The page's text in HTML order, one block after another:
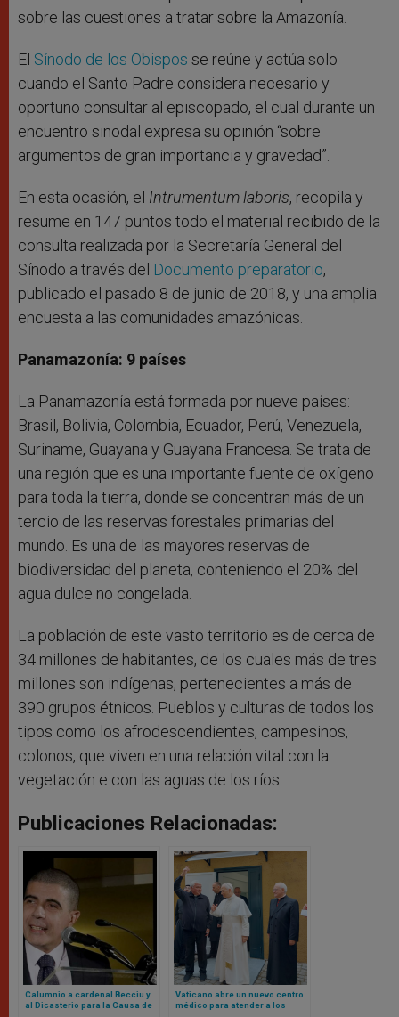
sobre las cuestiones a tratar sobre la Amazonía.
El Sínodo de los Obispos se reúne y actúa solo
cuando el Santo Padre considera necesario y
oportuno consultar al episcopado, el cual durante un
encuentro sinodal expresa su opinión “sobre
argumentos de gran importancia y gravedad”.
En esta ocasión, el Intrumentum laboris, recopila y
resume en 147 puntos todo el material recibido de la
consulta realizada por la Secretaría General del
Sínodo a través del Documento preparatorio,
publicado el pasado 8 de junio de 2018, y una amplia
encuesta a las comunidades amazónicas.
Panamazonía: 9 países
La Panamazonía está formada por nueve países:
Brasil, Bolivia, Colombia, Ecuador, Perú, Venezuela,
Suriname, Guayana y Guayana Francesa. Se trata de
una región que es una importante fuente de oxígeno
para toda la tierra, donde se concentran más de un
tercio de las reservas forestales primarias del
mundo. Es una de las mayores reservas de
biodiversidad del planeta, conteniendo el 20% del
agua dulce no congelada.
La población de este vasto territorio es de cerca de
34 millones de habitantes, de los cuales más de tres
millones son indígenas, pertenecientes a más de
390 grupos étnicos. Pueblos y culturas de todos los
tipos como los afrodescendientes, campesinos,
colonos, que viven en una relación vital con la
vegetación e con las aguas de los ríos.
Publicaciones Relacionadas:
Calumnio a cardenal Becciu y
al Dicasterio para la Causa de
Vaticano abre un nuevo centro
médico para atender a los